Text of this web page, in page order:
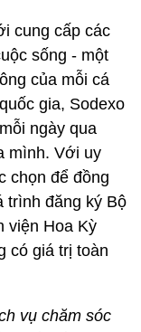
cung cấp các
sống - một
của mỗi cá
gia, Sodexo
ngày qua
mình. Với uy
chọn để đồng
trình đăng ký Bộ
viện Hoa Kỳ
có giá trị toàn
vụ chăm sóc